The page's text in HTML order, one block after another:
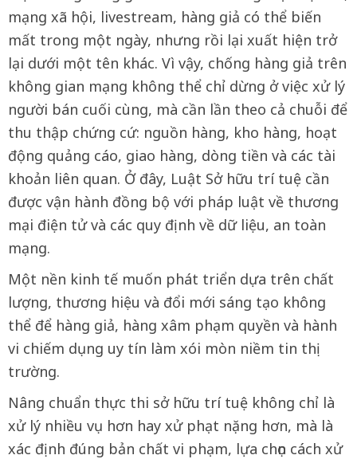
mạng xã hội, livestream, hàng giả có thể biến
mất trong một ngày, nhưng rồi lại xuất hiện trở
lại dưới một tên khác. Vì vậy, chống hàng giả trên
không gian mạng không thể chỉ dừng ở việc xử lý
người bán cuối cùng, mà cần lần theo cả chuỗi để
thu thập chứng cứ: nguồn hàng, kho hàng, hoạt
động quảng cáo, giao hàng, dòng tiền và các tài
khoản liên quan. Ở đây, Luật Sở hữu trí tuệ cần
được vận hành đồng bộ với pháp luật về thương
mại điện tử và các quy định về dữ liệu, an toàn
mạng.
Một nền kinh tế muốn phát triển dựa trên chất
lượng, thương hiệu và đổi mới sáng tạo không
thể để hàng giả, hàng xâm phạm quyền và hành
vi chiếm dụng uy tín làm xói mòn niềm tin thị
trường.
Nâng chuẩn thực thi sở hữu trí tuệ không chỉ là
xử lý nhiều vụ hơn hay xử phạt nặng hơn, mà là
xác định đúng bản chất vi phạm, lựa chọn cách xử